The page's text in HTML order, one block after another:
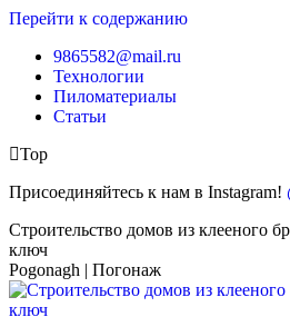
Перейти к содержанию
9865582@mail.ru
Технологии
Пиломатериалы
Статьи
Top
Присоединяйтесь к нам в Instagram!
Строительство домов из клееного
ключ
Pogonagh | Погонаж